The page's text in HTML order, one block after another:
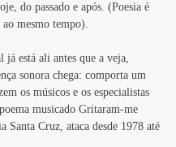
do passado e após. (Poesia é
mesmo tempo).
já está ali antes que a veja,
sonora chega: comporta um
os músicos e os especialistas
musicado Gritaram-me
Santa Cruz, ataca desde 1978 até